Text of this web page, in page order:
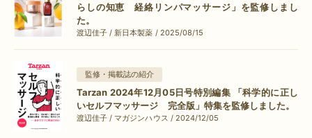
らしの知恵 経絡リンパマッサージ」を監修しまし
た。
渡辺佳子 / 新日本製薬 / 2025/08/15
監修・掲載誌の紹介
Tarzan 2024年12月05日号特別編集 「科学的に正し
いセルフマッサージ 完全版」特集を監修しました。
渡辺佳子 / マガジンハウス / 2024/12/05